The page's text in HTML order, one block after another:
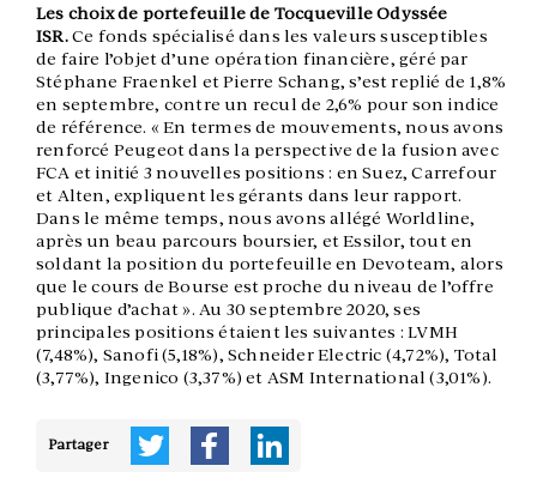
Les choix de portefeuille de Tocqueville Odyssée
ISR.Ce fonds spécialisé dans les valeurs susceptibles
de faire l’objet d’une opération financière, géré par
Stéphane Fraenkel et Pierre Schang, s’est replié de 1,8%
en septembre, contre un recul de 2,6% pour son indice
de référence. « En termes de mouvements, nous avons
renforcé Peugeot dans la perspective de la fusion avec
FCA et initié 3 nouvelles positions : en Suez, Carrefour
et Alten, expliquent les gérants dans leur rapport.
Dans le même temps, nous avons allégé Worldline,
après un beau parcours boursier, et Essilor, tout en
soldant la position du portefeuille en Devoteam, alors
que le cours de Bourse est proche du niveau de l’offre
publique d’achat ». Au 30 septembre 2020, ses
principales positions étaient les suivantes : LVMH
(7,48%), Sanofi (5,18%), Schneider Electric (4,72%), Total
(3,77%), Ingenico (3,37%) et ASM International (3,01%).
Partager